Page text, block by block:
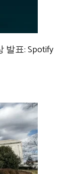
발표: Spotify